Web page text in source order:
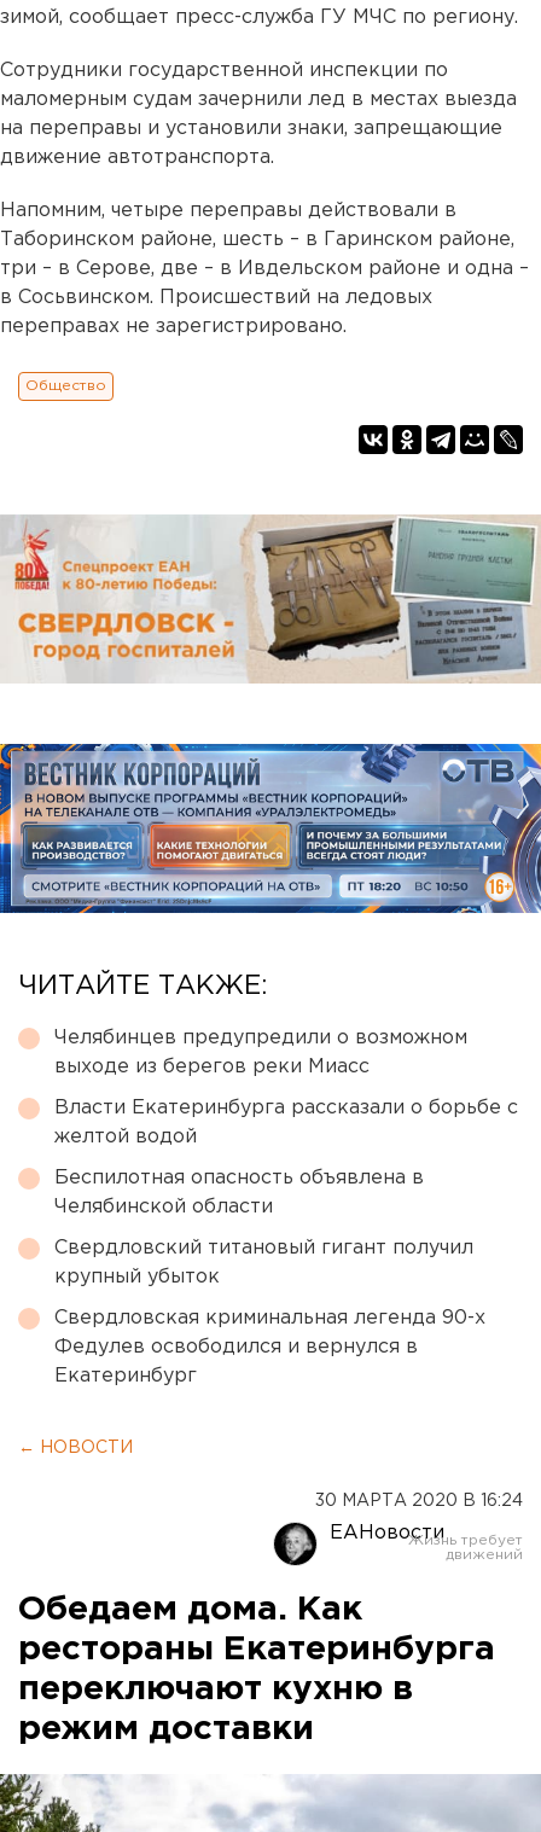
зимой, сообщает пресс-служба ГУ МЧС по региону.
Сотрудники государственной инспекции по
маломерным судам зачернили лед в местах выезда
на переправы и установили знаки, запрещающие
движение автотранспорта.
Напомним, четыре переправы действовали в
Таборинском районе, шесть – в Гаринском районе,
три – в Серове, две – в Ивдельском районе и одна –
в Сосьвинском. Происшествий на ледовых
переправах не зарегистрировано.
Общество
ЧИТАЙТЕ ТАКЖЕ:
Челябинцев предупредили о возможном
выходе из берегов реки Миасс
Власти Екатеринбурга рассказали о борьбе с
желтой водой
Беспилотная опасность объявлена в
Челябинской области
Свердловский титановый гигант получил
крупный убыток
Свердловская криминальная легенда 90-х
Федулев освободился и вернулся в
Екатеринбург
← НОВОСТИ
30 МАРТА 2020 В 16:24
ЕАНовости
Обедаем дома. Как
рестораны Екатеринбурга
переключают кухню в
режим доставки